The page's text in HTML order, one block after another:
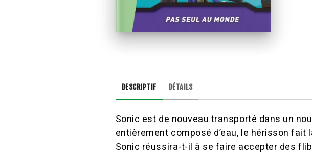
DESCRIPTIF DÉTAILS
Sonic est de nouveau transporté dans un
entièrement composé d’eau, le hérisson
Sonic réussira-t-il à se faire accepter des